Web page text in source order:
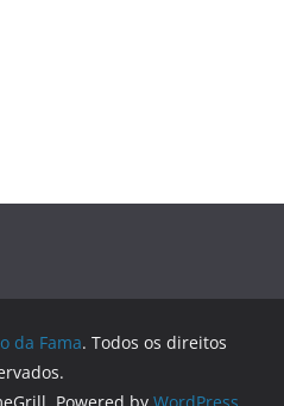
da Fama. Todos os direitos